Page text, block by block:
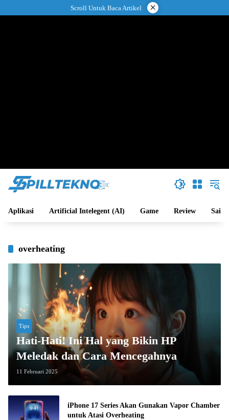
ke
Scroll Untuk Baca Artikel ×
Aplikasi Artificial Intelegent (AI) Game Review Sains
overheating
Tips
Hati-Hati! Ini Hal yang Bikin HP
Meledak dan Cara Mencegahnya
11 Februari 2025
iPhone 17 Series Akan Gunakan Vapor Chamber
untuk Atasi Overheating